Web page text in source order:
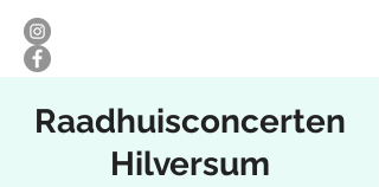
Raadhuisconcerten
Hilversum